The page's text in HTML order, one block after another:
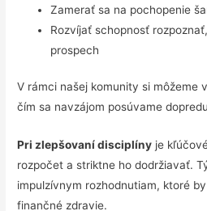
Zamerať sa na pochopenie
Rozvíjať schopnosť
prospech
V rámci našej komunity si môžeme
čím sa navzájom posúvame
Pri zlepšovaní disciplíny je
rozpočet a striktne ho dodržiavať.
impulzívnym rozhodnutiam, ktoré
finančné zdravie.